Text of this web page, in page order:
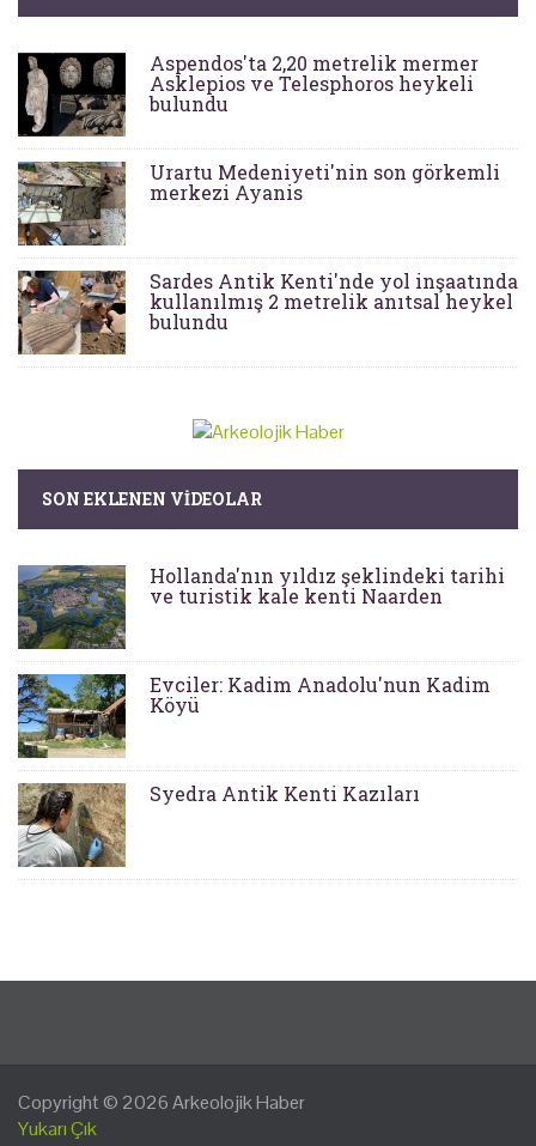
Aspendos'ta 2,20 metrelik mermer
Asklepios ve Telesphoros heykeli
bulundu
Urartu Medeniyeti'nin son görkemli
merkezi Ayanis
Sardes Antik Kenti'nde yol inşaatında
kullanılmış 2 metrelik anıtsal heykel
bulundu
SON EKLENEN VIDEOLAR
Hollanda'nın yıldız şeklindeki tarihi
ve turistik kale kenti Naarden
Evciler: Kadim Anadolu'nun Kadim
Köyü
Syedra Antik Kenti Kazıları
Copyright © 2026Arkeolojik Haber
Yukarı Çık